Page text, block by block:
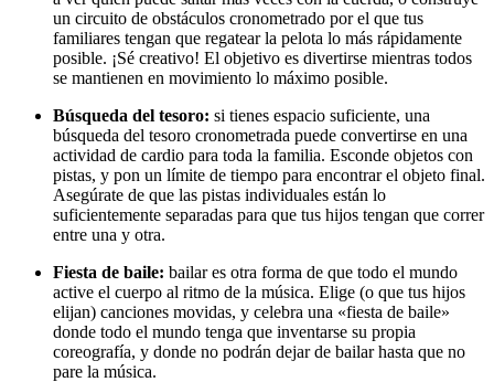
un circuito de obstáculos cronometrado por el que tus
familiares tengan que regatear la pelota lo más rápidamente
posible. ¡Sé creativo! El objetivo es divertirse mientras todos
se mantienen en movimiento lo máximo posible.
Búsqueda del tesoro: si tienes espacio suficiente, una
búsqueda del tesoro cronometrada puede convertirse en una
actividad de cardio para toda la familia. Esconde objetos con
pistas, y pon un límite de tiempo para encontrar el objeto final.
Asegúrate de que las pistas individuales están lo
suficientemente separadas para que tus hijos tengan que correr
entre una y otra.
Fiesta de baile: bailar es otra forma de que todo el mundo
active el cuerpo al ritmo de la música. Elige (o que tus hijos
elijan) canciones movidas, y celebra una «fiesta de baile»
donde todo el mundo tenga que inventarse su propia
coreografía, y donde no podrán dejar de bailar hasta que no
pare la música.